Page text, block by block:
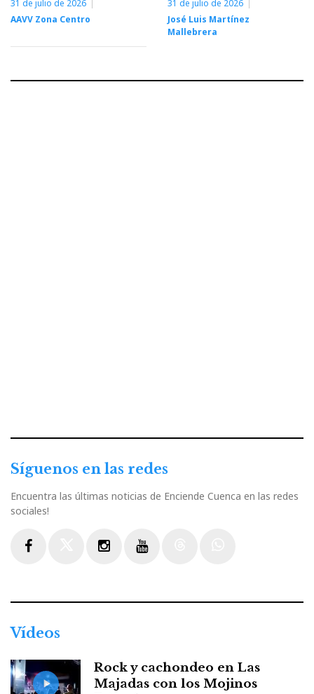
31 de julio de 2026
AAVV Zona Centro
31 de julio de 2026
José Luis Martínez
Mallebrera
Síguenos en las redes
Encuentra las últimas noticias de Enciende Cuenca en las redes
sociales!
Vídeos
Rock y cachondeo en Las
Majadas con los Mojinos